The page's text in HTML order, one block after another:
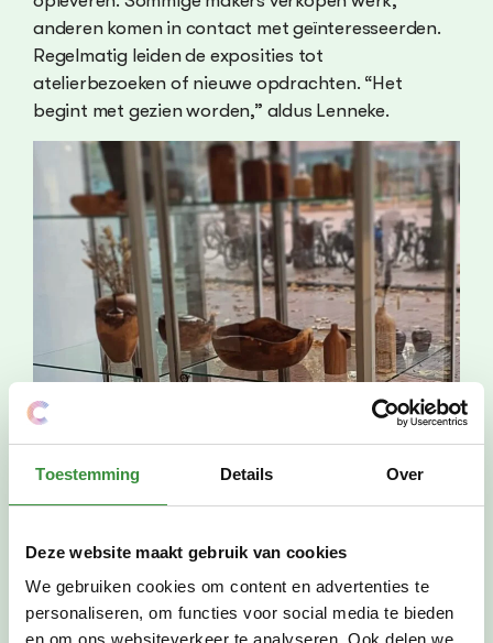
Toestemming Details Over
Deze website maakt gebruik van cookies
We gebruiken cookies om content en advertenties te
personaliseren, om functies voor social media te bieden
en om ons websiteverkeer te analyseren. Ook delen we
anderen komen in contact met geïnteresseerden.
Regelmatig leiden de exposities tot
atelierbezoeken of nieuwe opdrachten. “Het
begint met gezien worden,” aldus Lenneke.
Oproep: meld je aan (ook
jongeren en kinderen)